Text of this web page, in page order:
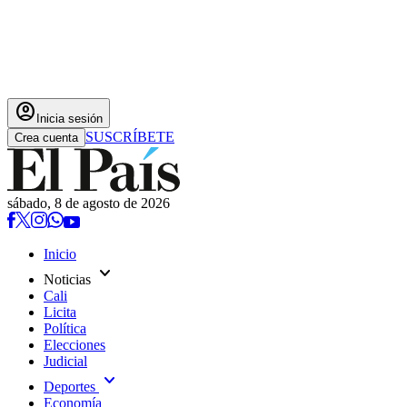
account_circle Inicia sesión
Crea cuenta SUSCRÍBETE
sábado, 8 de agosto de 2026
Inicio
Noticias expand_more
Cali
Licita
Política
Elecciones
Judicial
Deportes expand_more
Economía